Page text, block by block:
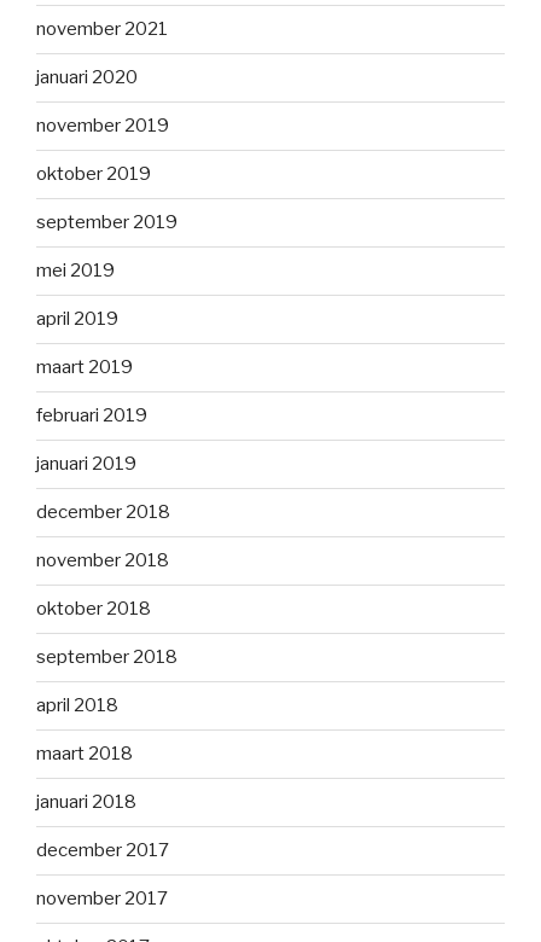
november 2021
januari 2020
november 2019
oktober 2019
september 2019
mei 2019
april 2019
maart 2019
februari 2019
januari 2019
december 2018
november 2018
oktober 2018
september 2018
april 2018
maart 2018
januari 2018
december 2017
november 2017